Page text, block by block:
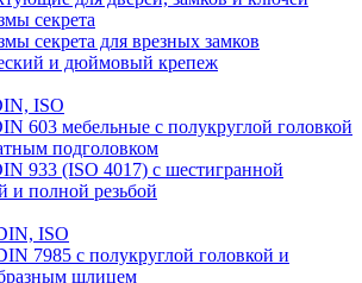
секрета
секрета для врезных замков
и дюймовый крепеж
ISO
603 мебельные с полукруглой головкой
подголовком
933 (ISO 4017) с шестигранной
и полной резьбой
ISO
7985 с полукруглой головкой и
шлицем